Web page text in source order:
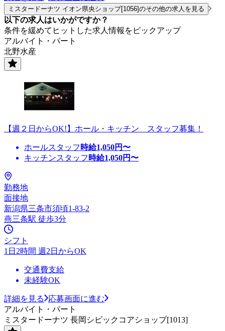
ミスタードーナツ イオン県央ショップ[1056]のその他の求人を見る
以下の求人はいかがですか？
条件を緩めてヒットした求人情報をピックアップ
アルバイト・パート
北野水産
【週２日からOK!】ホール・キッチン スタッフ募集！
ホールスタッフ 時給1,050円〜
キッチンスタッフ 時給1,050円〜
勤務地
面接地
新潟県三条市須頃1-83-2
燕三条駅 徒歩3分
シフト
1日2時間 週2日からOK
交通費支給
未経験OK
詳細を見る
応募画面に進む
アルバイト・パート
ミスタードーナツ 長岡シビックコアショップ[1013]